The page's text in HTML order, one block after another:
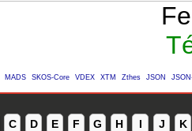
MADS SKOS-Core VDEX XTM Zthes JSON
C D E F G H I J K